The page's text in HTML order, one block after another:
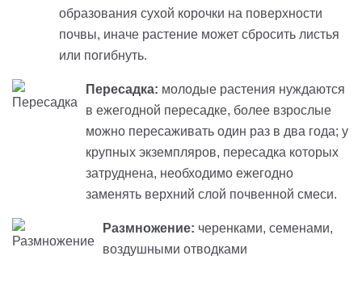
образования сухой корочки на поверхности
почвы, иначе растение может сбросить листья
или погибнуть.
Пересадка: молодые растения нуждаются
в ежегодной пересадке, более взрослые
можно пересаживать один раз в два года; у
крупных экземпляров, пересадка которых
затруднена, необходимо ежегодно
заменять верхний слой почвенной смеси.
Размножение: черенками, семенами,
воздушными отводками